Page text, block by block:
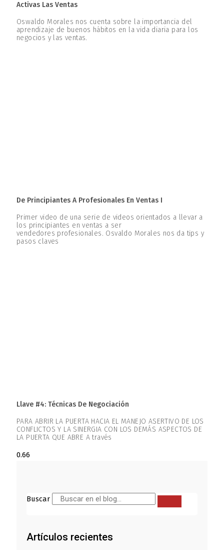
Activas Las Ventas
Oswaldo Morales nos cuenta sobre la importancia del
aprendizaje de buenos hábitos en la vida diaria para los
negocios y las ventas.
De Principiantes A Profesionales En Ventas I
Primer video de una serie de videos orientados a llevar a
los principiantes en ventas a ser
vendedores profesionales. Osvaldo Morales nos da tips y
pasos claves
Llave #4: Técnicas De Negociación
PARA ABRIR LA PUERTA HACIA EL MANEJO ASERTIVO DE LOS
CONFLICTOS Y LA SINERGIA CON LOS DEMÁS ASPECTOS DE
LA PUERTA QUE ABRE A través
Buscar
Artículos recientes